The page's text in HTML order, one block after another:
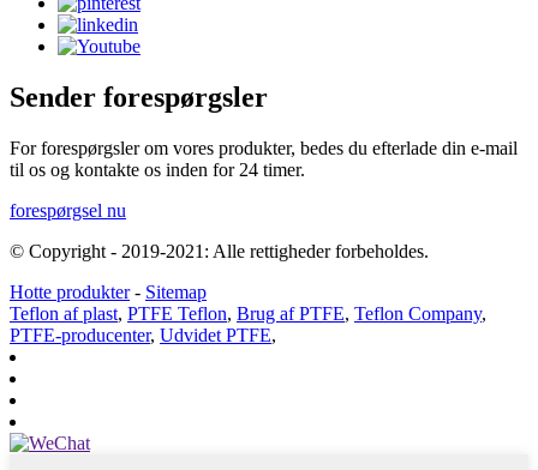
Sender forespørgsler
For forespørgsler om vores produkter, bedes du efterlade din e-mail
til os og kontakte os inden for 24 timer.
forespørgsel nu
© Copyright - 2019-2021: Alle rettigheder forbeholdes.
Hotte produkter- Sitemap
Teflon af plast, PTFE Teflon, Brug af PTFE, Teflon Company,
PTFE-producenter, Udvidet PTFE,